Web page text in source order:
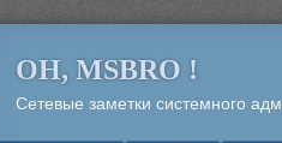
OH, MSBRO !
Сетевые заметки системного